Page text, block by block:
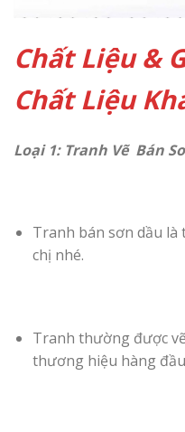
Chất Liệu &
Chất Liệu
Loại 1: Tranh Vẽ Bán
Tranh bán sơn dầu là
chị nhé.
Tranh thường được
thương hiệu hàng